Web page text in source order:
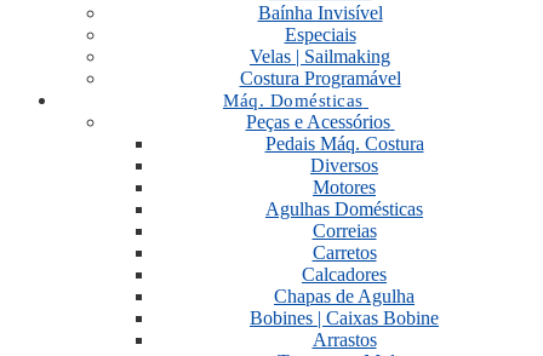
Baínha Invisível
Especiais
Velas | Sailmaking
Costura Programável
Máq. Domésticas
Peças e Acessórios
Pedais Máq. Costura
Diversos
Motores
Agulhas Domésticas
Correias
Carretos
Calcadores
Chapas de Agulha
Bobines | Caixas Bobine
Arrastos